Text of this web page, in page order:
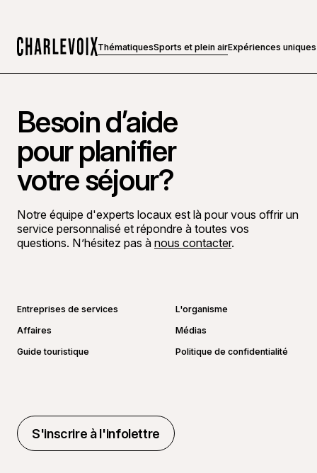
ThématiquesSports et plein airExpériences uniques
Besoin d’aide
pour planifier
votre séjour?
Notre équipe d'experts locaux est là pour vous offrir un
service personnalisé et répondre à toutes vos
questions. N’hésitez pas à nous contacter.
Entreprises de services
L'organisme
Affaires
Médias
Guide touristique
Politique de confidentialité
S'inscrire à l'infolettre
S'inscrire à l'infolettre